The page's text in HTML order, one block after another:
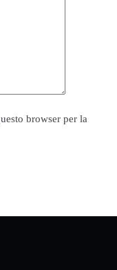
browser per la